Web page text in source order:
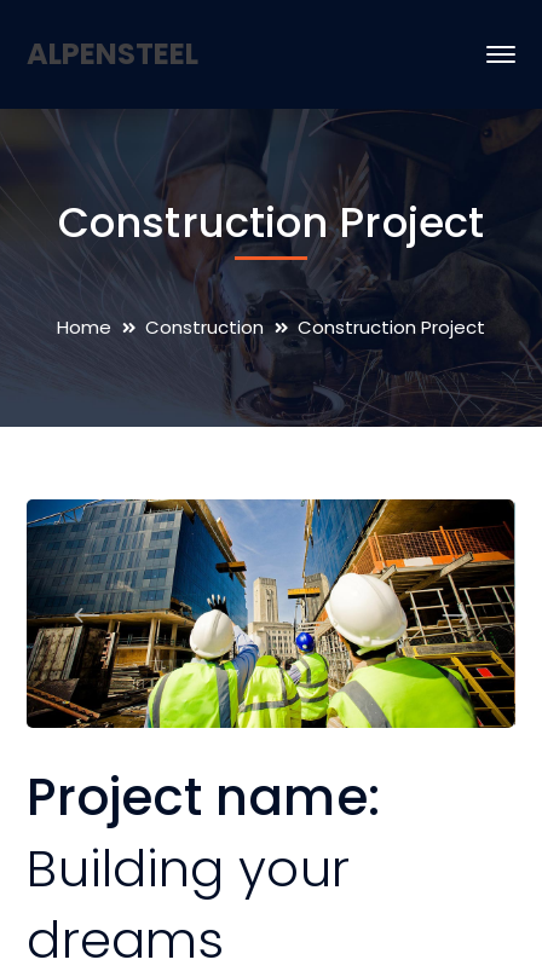
ALPENSTEEL
Construction Project
Home Construction Construction Project
Project name:
Building your
dreams